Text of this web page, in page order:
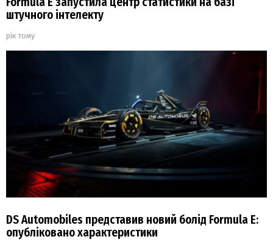
штучного інтелекту
рік тому
DS Automobiles представив новий болід Formula E:
опубліковано характеристики